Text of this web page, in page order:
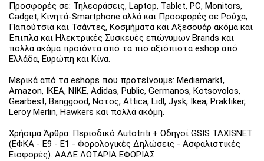
Προσφορές σε: Τηλεοράσεις, Laptop, Tablet, PC, Monitors,
Gadget, Κινητά-Smartphone αλλά και Προσφορές σε Ρούχα,
Παπούτσια και Τσάντες, Κοσμήματα και Αξεσουάρ ακόμα και
Έπιπλα και Ηλεκτρικές Συσκευές επώνυμων Brands και
πολλά ακόμα προϊόντα από τα πιο αξιόπιστα eshop από
Ελλάδα, Ευρώπη και Κίνα.
Μερικά από τα eshops που προτείνουμε: Mediamarkt,
Amazon, IKEA, NIKE, Adidas, Public, Germanos, Kotsovolos,
Gearbest, Banggood, Νοτος, Attica, Lidl, Jysk, Ikea, Praktiker,
Leroy Merlin, Hawkers και πολλά ακόμη.
Χρήσιμα Άρθρα: Περιοδικό Autotriti + Οδηγοί GSIS TAXISNET
(ΕΦΚΑ - Ε9 - Ε1 - Φορολογικές Δηλώσεις - Ασφαλιστικές
Εισφορές). ΑΑΔΕ ΛΟΤΑΡΙΑ ΕΦΟΡΙΑΣ.